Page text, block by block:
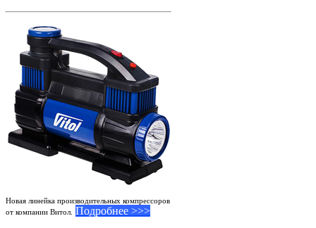
Новая линейка производительных компрессоров
от компании Витол.
Подробнее >>>